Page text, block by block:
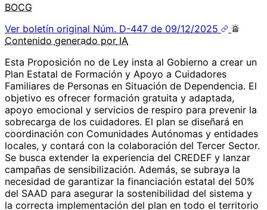
BOCG
Ver boletín original Núm. D-447 de 09/12/2025
Contenido generado por IA
Esta Proposición no de Ley insta al Gobierno a crear un
Plan Estatal de Formación y Apoyo a Cuidadores
Familiares de Personas en Situación de Dependencia. El
objetivo es ofrecer formación gratuita y adaptada,
apoyo emocional y servicios de respiro para prevenir la
sobrecarga de los cuidadores. El plan se diseñará en
coordinación con Comunidades Autónomas y entidades
locales, y contará con la colaboración del Tercer Sector.
Se busca extender la experiencia del CREDEF y lanzar
campañas de sensibilización. Además, se subraya la
necesidad de garantizar la financiación estatal del 50%
del SAAD para asegurar la sostenibilidad del sistema y
la correcta implementación del plan en todo el territorio